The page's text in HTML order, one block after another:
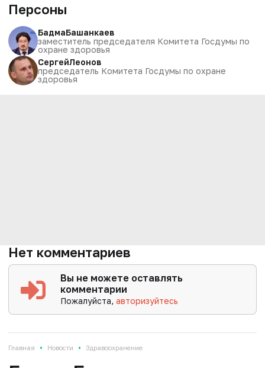
Персоны
БадмаБашанкаев
заместитель председателя Комитета Госдумы по
охране здоровья
СергейЛеонов
председатель Комитета Госдумы по охране
здоровья
Нет комментариев
Вы не можете оставлять
комментарии
Пожалуйста,авторизуйтесь
Главная • Новости • Здравоохранение